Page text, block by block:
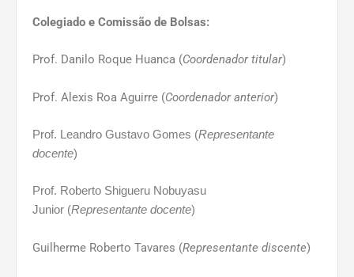
Colegiado e Comissão de Bolsas:
Prof. Danilo Roque Huanca (Coordenador titular)
Prof. Alexis Roa Aguirre (Coordenador anterior)
Prof. Leandro Gustavo Gomes (Representante
docente)
Prof. Roberto Shigueru Nobuyasu
Junior (Representante docente)
Guilherme Roberto Tavares (Representante discente)